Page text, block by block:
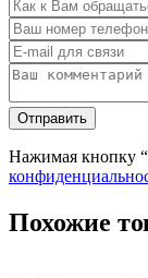
Нажимая кнопку
Похожие